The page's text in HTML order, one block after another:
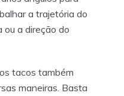
a trajetória do
a direção do
tacos também
maneiras. Basta